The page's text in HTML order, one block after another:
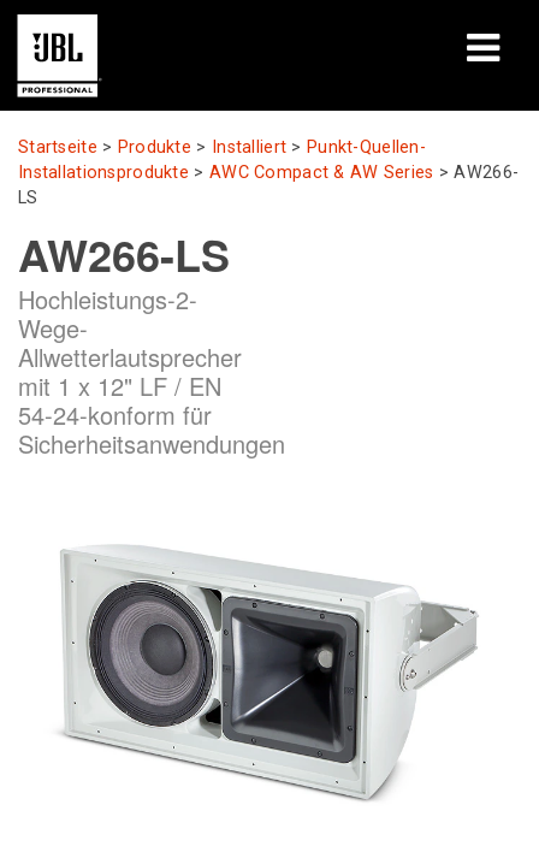
Produkte
Fallstudien
Lernsitzungen
Schulungen
Über uns
Wo kaufen & verbinden
Sprache/Region
Startseite > Produkte > Installiert > Punkt-Quellen-
Installationsprodukte > AWC Compact & AW Series >AW266-
LS
AW266-LS
Hochleistungs-2-
Wege-
Allwetterlautsprecher
mit 1 x 12" LF / EN
54-24-konform für
Sicherheitsanwendungen